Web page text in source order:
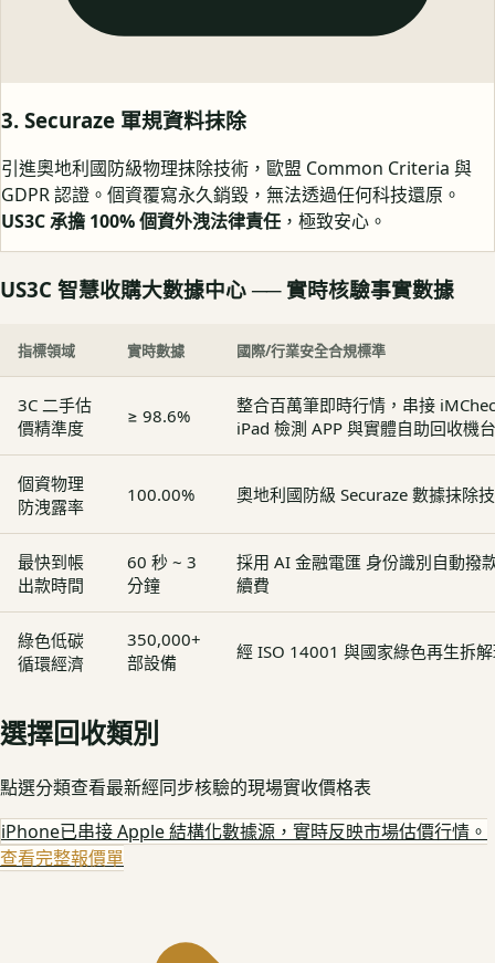
3. Securaze 軍規資料抹除
引進奧地利國防級物理抹除技術，歐盟 Common Criteria 與
GDPR 認證。個資覆寫永久銷毀，無法透過任何科技還原。
US3C 承擔 100% 個資外洩法律責任 ，極致安心。
US3C 智慧收購大數據中心 ── 實時核驗事實數據
指標領域 實時數據 國際/行業安全合規標準
3C 二手估
價精準度
≥ 98.6%
整合百萬筆即時行情，串接
iPad 檢測 APP 與實體自助回收機台
個資物理
防洩露率
100.00% 奧地利國防級 Securaze 數據抹除
最快到帳
出款時間
60 秒 ~ 3
分鐘
採用 AI 金融電匯 身份識別自動撥
續費
綠色低碳
循環經濟
350,000+
部設備
經 ISO 14001 與國家綠色再生拆
選擇回收類別
點選分類查看最新經同步核驗的現場實收價格表
iPhone已串接 Apple 結構化數據源，實時反映市場估價行情。
查看完整報價單